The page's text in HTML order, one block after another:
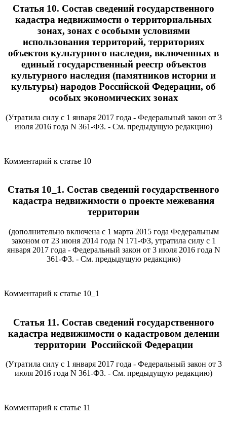
Статья 10. Состав сведений государственного
кадастра недвижимости о территориальных
зонах, зонах с особыми условиями
использования территорий, территориях
объектов культурного наследия, включенных в
единый государственный реестр объектов
культурного наследия (памятников истории и
культуры) народов Российской Федерации, об
особых экономических зонах
(Утратила силу с 1 января 2017 года - Федеральный закон от 3
июля 2016 года N 361-ФЗ. - См. предыдущую редакцию)
Комментарий к статье 10
Статья 10_1. Состав сведений государственного
кадастра недвижимости о проекте межевания
территории
(дополнительно включена с 1 марта 2015 года Федеральным
законом от 23 июня 2014 года N 171-ФЗ, утратила силу с 1
января 2017 года - Федеральный закон от 3 июля 2016 года N
361-ФЗ. - См. предыдущую редакцию)
Комментарий к статье 10_1
Статья 11. Состав сведений государственного
кадастра недвижимости о кадастровом делении
территории Российской Федерации
(Утратила силу с 1 января 2017 года - Федеральный закон от 3
июля 2016 года N 361-ФЗ. - См. предыдущую редакцию)
Комментарий к статье 11